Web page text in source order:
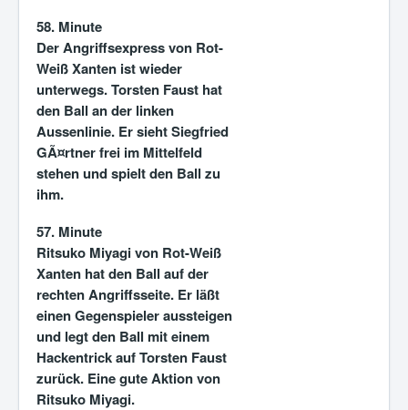
58. Minute
Der Angriffsexpress von Rot-
Weiß Xanten ist wieder
unterwegs. Torsten Faust hat
den Ball an der linken
Aussenlinie. Er sieht Siegfried
GÃ¤rtner frei im Mittelfeld
stehen und spielt den Ball zu
ihm.
57. Minute
Ritsuko Miyagi von Rot-Weiß
Xanten hat den Ball auf der
rechten Angriffsseite. Er läßt
einen Gegenspieler aussteigen
und legt den Ball mit einem
Hackentrick auf Torsten Faust
zurück. Eine gute Aktion von
Ritsuko Miyagi.